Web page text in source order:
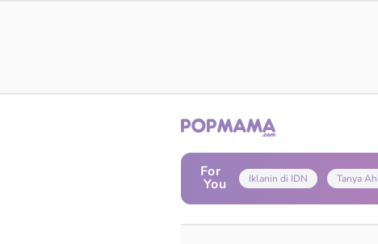
For
You Iklanin di IDN Tanya